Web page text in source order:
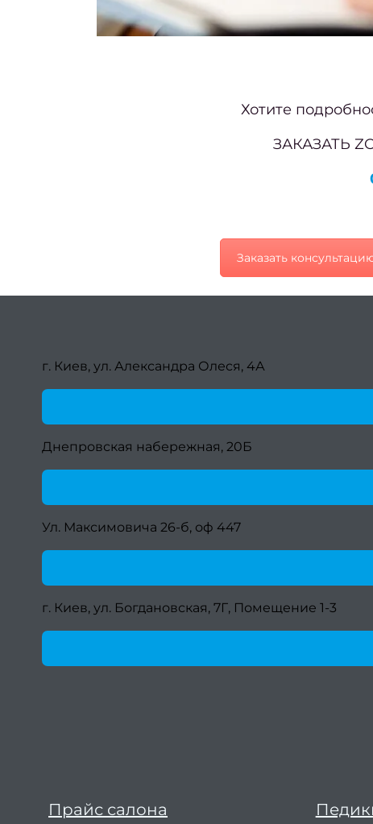
Хотите
ЗАКАЗАТЬ
Заказать
г. Киев, ул. Александра Олеся, 4А
Днепровская набережная, 20Б
Ул. Максимовича 26-б, оф 447
г. Киев, ул. Богдановская, 7Г, Помещение 1-3
Прайс салона